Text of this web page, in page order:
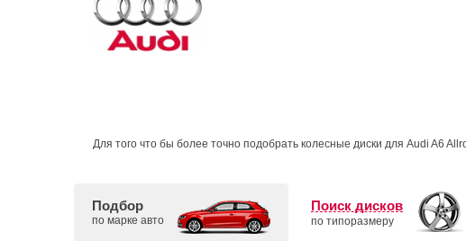
Для того что бы более точно подобрать колесные диски для Audi A6
Подбор
по марке авто
Поиск дисков
по типоразмеру